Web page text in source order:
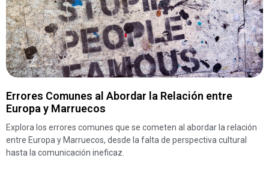
Errores Comunes al Abordar la Relación entre
Europa y Marruecos
Explora los errores comunes que se cometen al abordar la relación
entre Europa y Marruecos, desde la falta de perspectiva cultural
hasta la comunicación ineficaz.